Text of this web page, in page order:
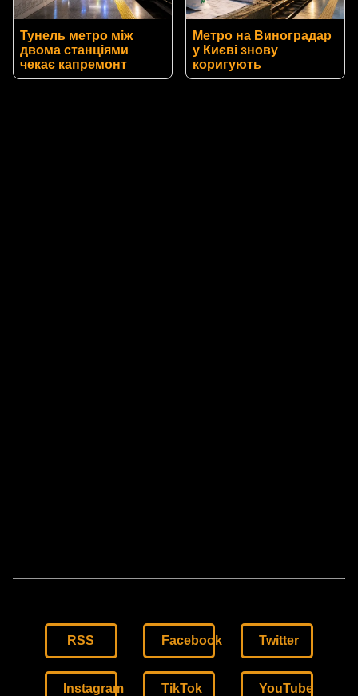
Тунель метро між
двома станціями
чекає капремонт
Метро на Виноградар
у Києві знову
коригують
RSS Facebook Twitter
Instagram TikTok YouTube